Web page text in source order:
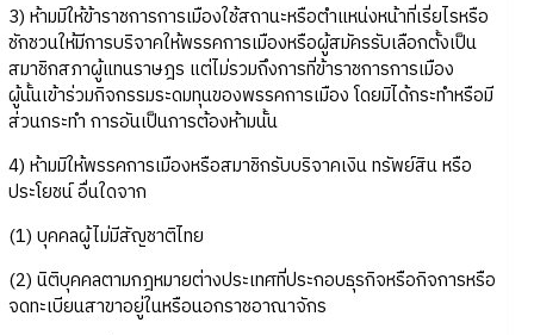
3) ห้ามมิให้ข้าราชการการเมืองใช้สถานะหรือตำแหน่งหน้าที่เรี่ยไรหรือ
ชักชวนให้มีการบริจาคให้พรรคการเมืองหรือผู้สมัครรับเลือกตั้งเป็น
สมาชิกสภาผู้แทนราษฎร แต่ไม่รวมถึงการที่ข้าราชการการเมือง
ผู้นั้นเข้าร่วมกิจกรรมระดมทุนของพรรคการเมือง โดยมิได้กระทำหรือมี
ส่วนกระทำ การอันเป็นการต้องห้ามนั้น
4) ห้ามมิให้พรรคการเมืองหรือสมาชิกรับบริจาคเงิน ทรัพย์สิน หรือ
ประโยชน์ อื่นใดจาก
(1) บุคคลผู้ไม่มีสัญชาติไทย
(2) นิติบุคคลตามกฎหมายต่างประเทศที่ประกอบธุรกิจหรือกิจการหรือ
จดทะเบียนสาขาอยู่ในหรือนอกราชอาณาจักร